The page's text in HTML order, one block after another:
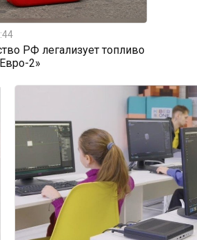
РФ легализует топливо
2»